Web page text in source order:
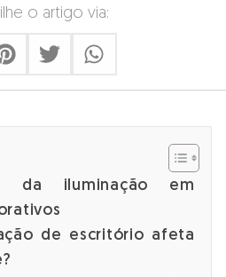
o artigo via:
da iluminação em
de escritório afeta